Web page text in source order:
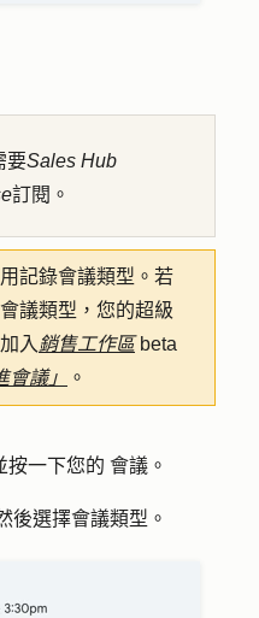
要Sales Hub
訂閱。
記錄會議類型。若
議類型，您的超級
入銷售工作區 beta
議」 。
按一下您的 會議 。
後選擇會議類型 。